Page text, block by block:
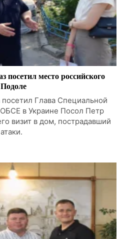
место российского
Глава Специальной
в Украине Посол Петр
визит в дом, пострадавший